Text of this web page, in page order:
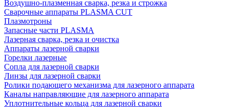
Воздушно-плазменная сварка, резка и строжка
Сварочные аппараты PLASMA CUT
Плазмотроны
Запасные части PLASMA
Лазерная сварка, резка и очистка
Аппараты лазерной сварки
Горелки лазерные
Сопла для лазерной сварки
Линзы для лазерной сварки
Ролики подающего механизма для лазерного аппарата
Каналы направляющие для лазерного аппарата
Уплотнительные кольца для лазерной сварки